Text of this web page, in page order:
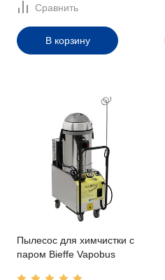
Сравнить
В корзину
Пылесос для химчистки с
паром Bieffe Vapobus